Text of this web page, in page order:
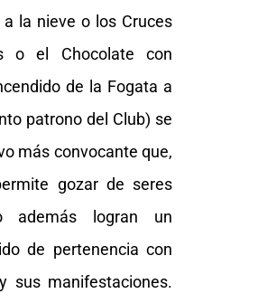
la nieve o los Cruces
o el Chocolate con
de la Fogata a
patrono del Club) se
más convocante que,
gozar de seres
además logran un
de pertenencia con
sus manifestaciones.